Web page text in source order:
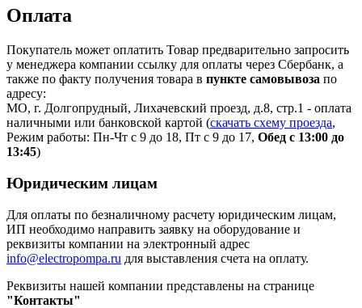
Оплата
Покупатель может оплатить Товар предварительно запросить
у менеджера компании ссылку для оплаты через Сбербанк, а
также по факту получения товара в пункте самовывоза по
адресу:
МО, г. Долгопрудный, Лихачевский проезд, д.8, стр.1 - оплата
наличными или банковской картой (скачать схему проезда,
Режим работы: Пн-Чт с 9 до 18, Пт с 9 до 17, Обед с 13:00 до
13:45)
Юридическим лицам
Для оплаты по безналичному расчету юридическим лицам,
ИП необходимо направить заявку на оборудование и
реквизиты компании на электронный адрес
info@electropompa.ru для выставления счета на оплату.
Реквизиты нашей компании представлены на странице
"Контакты"